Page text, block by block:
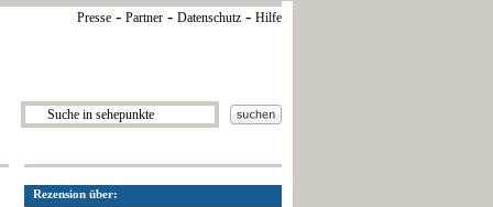
Presse - Partner - Datenschutz - Hilfe
Rezension über: